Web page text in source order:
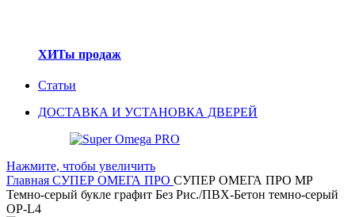
ХИТы продаж
Статьи
ДОСТАВКА И УСТАНОВКА ДВЕРЕЙ
Нажмите, чтобы увеличить
Главная СУПЕР ОМЕГА ПРО СУПЕР ОМЕГА ПРО MP
Темно-серый букле графит Без Рис./ПВХ-Бетон темно-серый
OP-L4